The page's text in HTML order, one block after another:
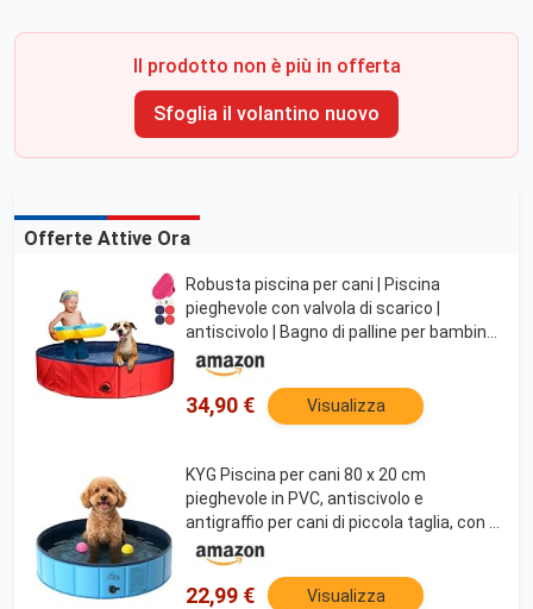
Il prodotto non è più in offerta
Sfoglia il volantino nuovo
Offerte Attive Ora
Robusta piscina per cani | Piscina
pieghevole con valvola di scarico |
antiscivolo | Bagno di palline per bambini |
Bagno di palline con spazzola e kit di
riparazione - Piscina per cani 80x30
(rosso)
34,90 € Visualizza
KYG Piscina per cani 80 x 20 cm
pieghevole in PVC, antiscivolo e
antigraffio per cani di piccola taglia, con 4
patch di riparazione, uso esclusivo per
animali
22,99 € Visualizza